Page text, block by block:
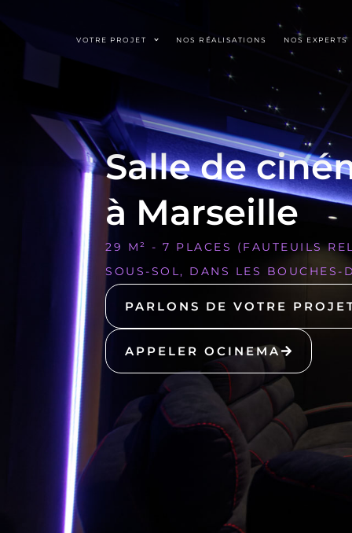
VOTRE PROJET NOS RÉALISATIONS NOS EXPERTS
Salle de
à Marseille
29 M² - 7 PLACES (FAUTEUILS
SOUS-SOL, DANS LES BOUCHES-
PARLONS DE VOTRE
APPELER OCINEMA